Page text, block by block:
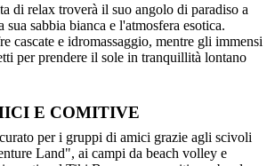
di relax troverà il suo angolo di paradiso a
sabbia bianca e l'atmosfera esotica.
cascate e idromassaggio, mentre gli immensi
per prendere il sole in tranquillità lontano
E COMITIVE
per i gruppi di amici grazie agli scivoli
Land", ai campi da beach volley e